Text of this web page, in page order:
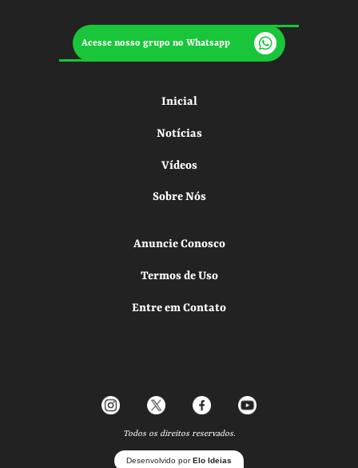
Acesse nosso grupo no Whatsapp
Inicial
Notícias
Vídeos
Sobre Nós
Anuncie Conosco
Termos de Uso
Entre em Contato
Todos os direitos reservados.
Desenvolvido porElo Ideias